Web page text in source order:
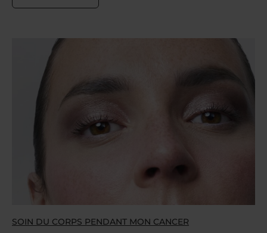
SOIN DU CORPS PENDANT MON CANCER